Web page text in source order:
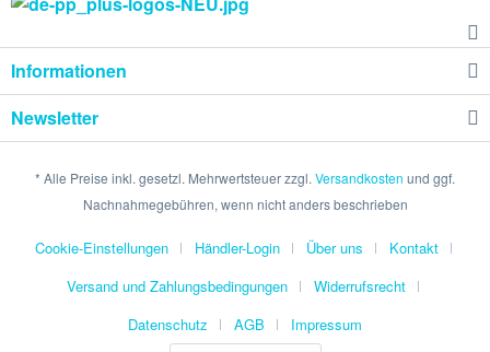
Informationen
Newsletter
* Alle Preise inkl. gesetzl. Mehrwertsteuer zzgl. Versandkosten und ggf.
Nachnahmegebühren, wenn nicht anders beschrieben
Cookie-Einstellungen Händler-Login Über uns
Kontakt
Versand und Zahlungsbedingungen
Widerrufsrecht
Datenschutz
AGB Impressum